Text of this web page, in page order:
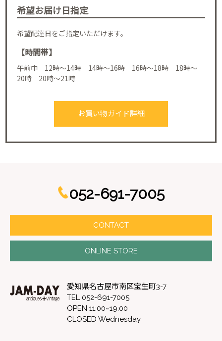
希望お届け日指定
希望配達日をご指定いただけます。
【時間帯】
午前中 12時～14時 14時～16時 16時～18時 18時～
20時 20時～21時
お買い物ガイド詳細
052-691-7005
CONTACT
ONLINE STORE
愛知県名古屋市南区宝生町3-7
TEL 052-691-7005
OPEN 11:00~19:00
CLOSED Wednesday